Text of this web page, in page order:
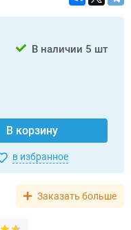
В наличии 5 шт
В корзину
в избранное
Заказать больше